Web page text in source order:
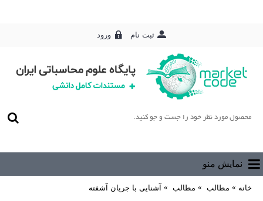
ورود ثبت نام
نمایش منو
خانه مطالب مطالب آشنایی با جریان آشفته